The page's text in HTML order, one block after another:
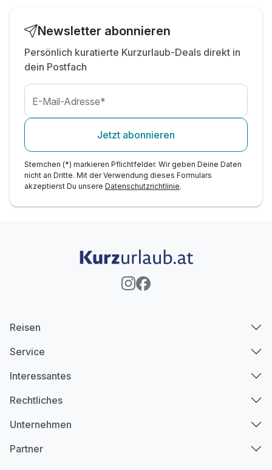
inkl. Badetasche mit Handtüchern
*E- Ladestation gegen Gebühr*
Newsletter abonnieren
Persönlich kuratierte Kurzurlaub-Deals direkt in
dein Postfach
E-Mail-Adresse*
Jetzt abonnieren
Sternchen (*) markieren Pflichtfelder. Wir geben Deine Daten
nicht an Dritte. Mit der Verwendung dieses Formulars
akzeptierst Du unsere Datenschutzrichtlinie.
Reisen
Service
Interessantes
Rechtliches
Unternehmen
Partner